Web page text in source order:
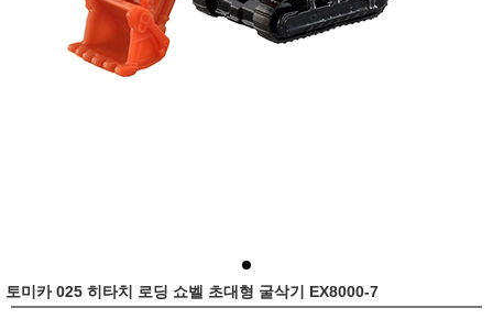
토미카 025 히타치 로딩 쇼벨 초대형 굴삭기 EX8000-7